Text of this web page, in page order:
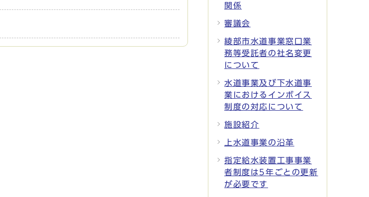
関係
審議会
綾部市水道事業窓口業
務等受託者の社名変更
について
水道事業及び下水道事
業におけるインボイス
制度の対応について
施設紹介
上水道事業の沿革
指定給水装置工事事業
者制度は5年ごとの更新
が必要です